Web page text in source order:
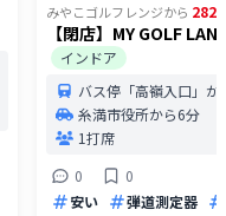
みやこゴルフレンジから
【閉店】MY GOLF
インドア
バス停「高嶺入口」か
糸満市役所から6分
1打席
0
0
安い
弾道測定器